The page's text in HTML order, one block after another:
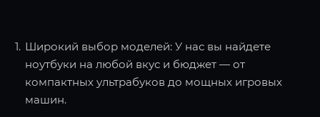
Широкий выбор моделей: У нас вы найдете
ноутбуки на любой вкус и бюджет — от
компактных ультрабуков до мощных игровых
машин.